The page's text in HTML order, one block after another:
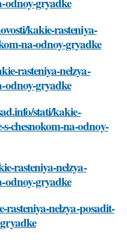
kakie-rasteniya-
na-odnoy-gryadke
rasteniya-nelzya-
odnoy-gryadke
stati/kakie-
chesnokom-na-odnoy-
rasteniya-nelzya-
odnoy-gryadke
nelzya-posadit-